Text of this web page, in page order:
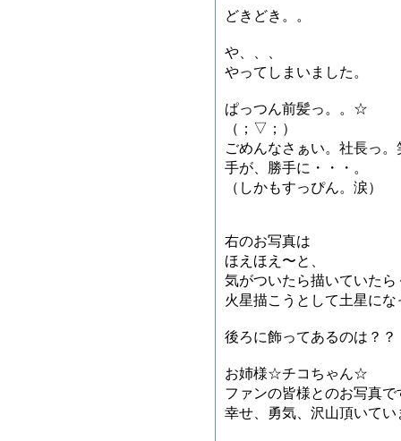
どきどき。。
や、、、
やってしまいました。
ぱっつん前髪っ。。☆
（；▽；）
ごめんなさぁい。社長っ。
手が、勝手に・・・。
（しかもすっぴん。涙）
右のお写真は
ほえほえ〜と、
気がついたら描いていた
火星描こうとして土星に
後ろに飾ってあるのは？？
お姉様☆チコちゃん☆
ファンの皆様とのお写真
幸せ、勇気、沢山頂い